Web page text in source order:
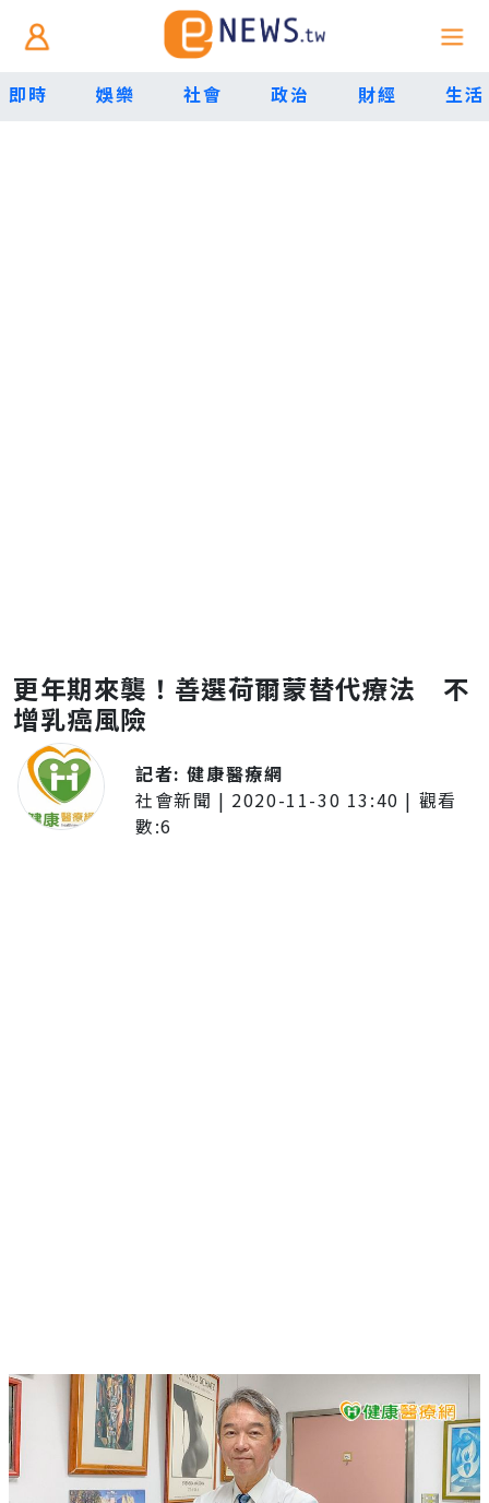
即時 娛樂 社會 政治 財經 生活
更年期來襲！善選荷爾蒙替代療法 不
增乳癌風險
記者:健康醫療網
社會新聞 | 2020-11-30 13:40 | 觀看
數:6